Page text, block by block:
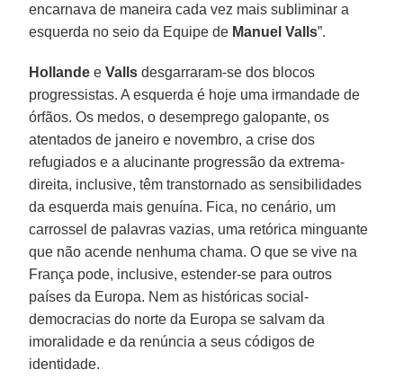
encarnava de maneira cada vez mais subliminar a
esquerda no seio da Equipe de Manuel Valls”.
Hollande eValls desgarraram-se dos blocos
progressistas. A esquerda é hoje uma irmandade de
órfãos. Os medos, o desemprego galopante, os
atentados de janeiro e novembro, a crise dos
refugiados e a alucinante progressão da extrema-
direita, inclusive, têm transtornado as sensibilidades
da esquerda mais genuína. Fica, no cenário, um
carrossel de palavras vazias, uma retórica minguante
que não acende nenhuma chama. O que se vive na
França pode, inclusive, estender-se para outros
países da Europa. Nem as históricas social-
democracias do norte da Europa se salvam da
imoralidade e da renúncia a seus códigos de
identidade.